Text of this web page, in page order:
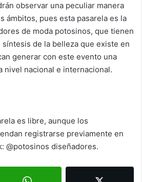
observar una peculiar manera
ámbitos, pues esta pasarela es la
de moda potosinos, que tienen
síntesis de la belleza que existe en
generar con este evento una
nivel nacional e internacional.
es libre, aunque los
registrarse previamente en
@potosinos diseñadores.